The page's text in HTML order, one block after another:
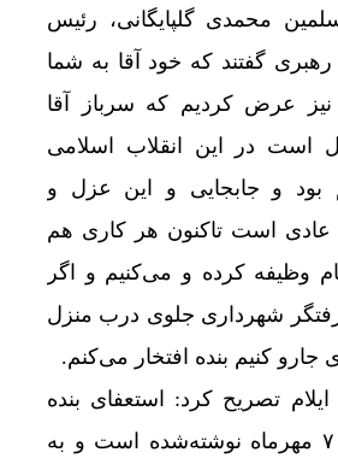
محمدی گلپایگانی، رئیس
گفتند که خود آقا به شما
نیز عرض کردیم که سرباز آقا
و ۴۰ سال است در این انقلاب اسلامی
بود و جابجایی و این عزل و
است تاکنون هر کاری هم
وظیفه کرده و می‌کنیم و اگر
رفتگر شهرداری جلوی درب منزل
کنیم بنده افتخار می‌کنم.
تصریح کرد: استعفای بنده
هم در روز شنبه ۷ مهرماه نوشته‌شده است و به